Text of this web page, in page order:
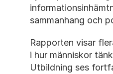
sammanhang och
Rapporten visar
i hur människor
Utbildning ses